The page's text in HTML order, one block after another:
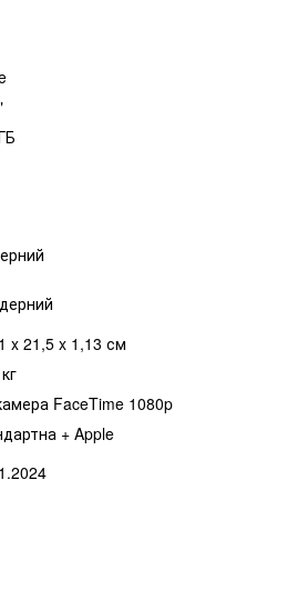
x 21,5 x 1,13 см
FaceTime 1080p
+ Apple